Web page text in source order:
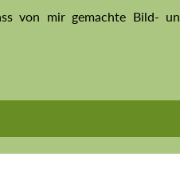
von mir gemachte Bild-